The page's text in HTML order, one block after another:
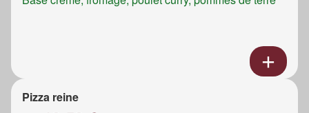
Pizza reine